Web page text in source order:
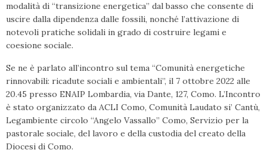
modalità di “transizione energetica” dal basso che consente di
uscire dalla dipendenza dalle fossili, nonché l’attivazione di
notevoli pratiche solidali in grado di costruire legami e
coesione sociale.
Se ne è parlato all’incontro sul tema “Comunità energetiche
rinnovabili: ricadute sociali e ambientali”, il 7 ottobre 2022 alle
20.45 presso ENAIP Lombardia, via Dante, 127, Como. L’Incontro
è stato organizzato da ACLI Como, Comunità Laudato si’ Cantù,
Legambiente circolo “Angelo Vassallo” Como, Servizio per la
pastorale sociale, del lavoro e della custodia del creato della
Diocesi di Como.